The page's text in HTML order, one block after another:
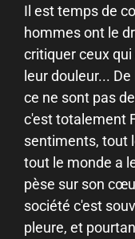
Il est temps de
hommes ont le
critiquer ceux
leur douleur...
ce ne sont pas
c'est totalement
sentiments, tout
tout le monde a
pèse sur son
société c'est
pleure, et